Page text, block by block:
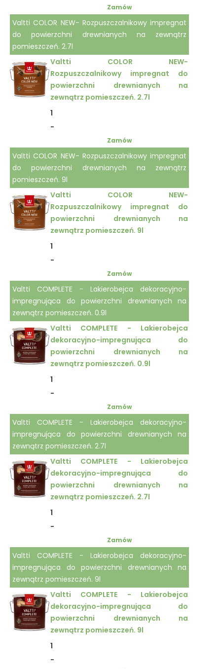
Zamów
Valtti COLOR NEW- Rozpuszczalnikowy impregnat
do powierzchni drewnianych na zewnątrz
pomieszczeń. 2.7l
Valtti COLOR NEW-
Rozpuszczalnikowy impregnat do
powierzchni drewnianych na
zewnątrz pomieszczeń. 2.7l
1
-
Zamów
Valtti COLOR NEW- Rozpuszczalnikowy impregnat
do powierzchni drewnianych na zewnątrz
pomieszczeń. 9l
Valtti COLOR NEW-
Rozpuszczalnikowy impregnat do
powierzchni drewnianych na
zewnątrz pomieszczeń. 9l
1
-
Zamów
Valtti COMPLETE - Lakierobejca dekoracyjno-
impregnująca do powierzchni drewnianych na
zewnątrz pomieszczeń. 0.9l
Valtti COMPLETE - Lakierobejca
dekoracyjno-impregnująca do
powierzchni drewnianych na
zewnątrz pomieszczeń. 0.9l
1
-
Zamów
Valtti COMPLETE - Lakierobejca dekoracyjno-
impregnująca do powierzchni drewnianych na
zewnątrz pomieszczeń. 2.7l
Valtti COMPLETE - Lakierobejca
dekoracyjno-impregnująca do
powierzchni drewnianych na
zewnątrz pomieszczeń. 2.7l
1
-
Zamów
Valtti COMPLETE - Lakierobejca dekoracyjno-
impregnująca do powierzchni drewnianych na
zewnątrz pomieszczeń. 9l
Valtti COMPLETE - Lakierobejca
dekoracyjno-impregnująca do
powierzchni drewnianych na
zewnątrz pomieszczeń. 9l
1
-